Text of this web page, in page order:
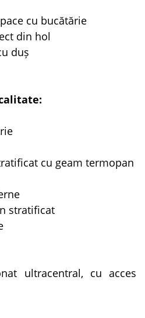
cu bucătărie
din hol
duș
cu geam termopan
stratificat
ultracentral, cu acces